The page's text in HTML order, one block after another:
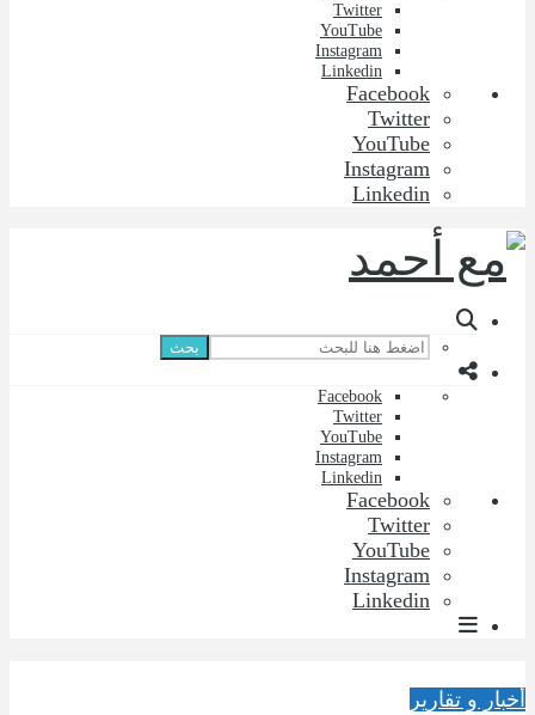
Twitter
YouTube
Instagram
Linkedin
Facebook
Twitter
YouTube
Instagram
Linkedin
بحث
Facebook
Twitter
YouTube
Instagram
Linkedin
Facebook
Twitter
YouTube
Instagram
Linkedin
أخبار و تقارير